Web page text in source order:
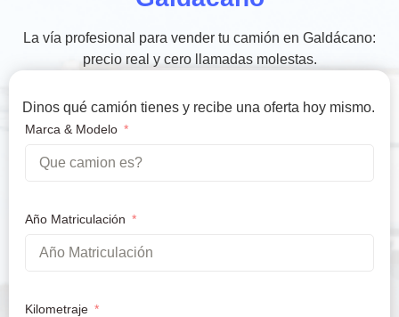
La vía profesional para vender tu camión en Galdácano:
precio real y cero llamadas molestas.
Dinos qué camión tienes y recibe una oferta hoy mismo.
Marca & Modelo
Año Matriculación
Kilometraje